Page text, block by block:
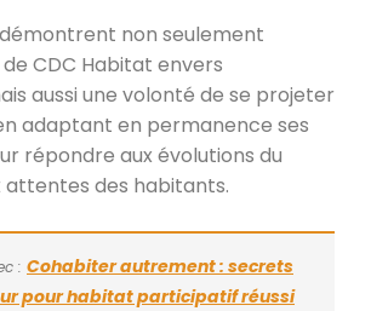
non seulement
CDC Habitat envers
aussi une volonté de se projeter
adaptant en permanence ses
répondre aux évolutions du
des habitants.
: Cohabiter autrement : secrets
pour habitat participatif réussi